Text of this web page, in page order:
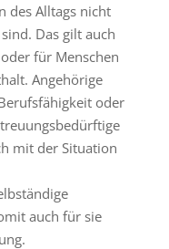
des Alltags nicht
Das gilt auch
für Menschen
Angehörige
oder
mit der Situation
auch für sie